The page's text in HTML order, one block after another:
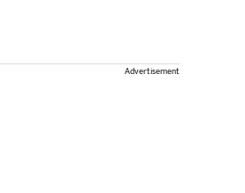
Advertisement